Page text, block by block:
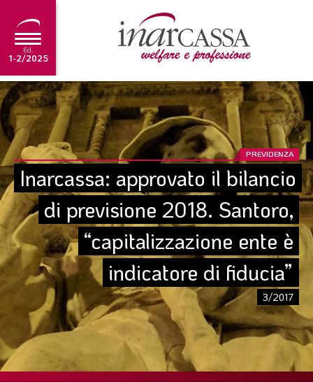
Ed.
1-2/2025
NEWS
EDITORIALE
TUTORIAL
SCADENZARIO
ARCHIVIO
Ultima edizione
1-2/2025
SOMMARIO
PREVIDENZA
PREVIDENZA
Inarcassa: approvato il bilancio
di previsione 2018. Santoro,
“capitalizzazione ente è
indicatore di fiducia”
3/2017